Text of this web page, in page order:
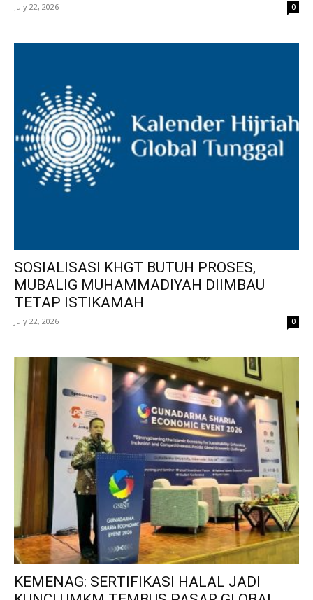
July 22, 2026 0
SOSIALISASI KHGT BUTUH PROSES,
MUBALIG MUHAMMADIYAH DIIMBAU
TETAP ISTIKAMAH
July 22, 2026 0
KEMENAG: SERTIFIKASI HALAL JADI